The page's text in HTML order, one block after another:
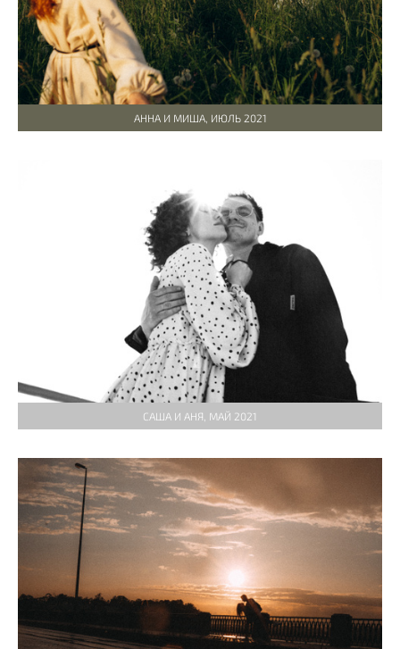
АННА И МИША, ИЮЛЬ 2021
САША И АНЯ, МАЙ 2021